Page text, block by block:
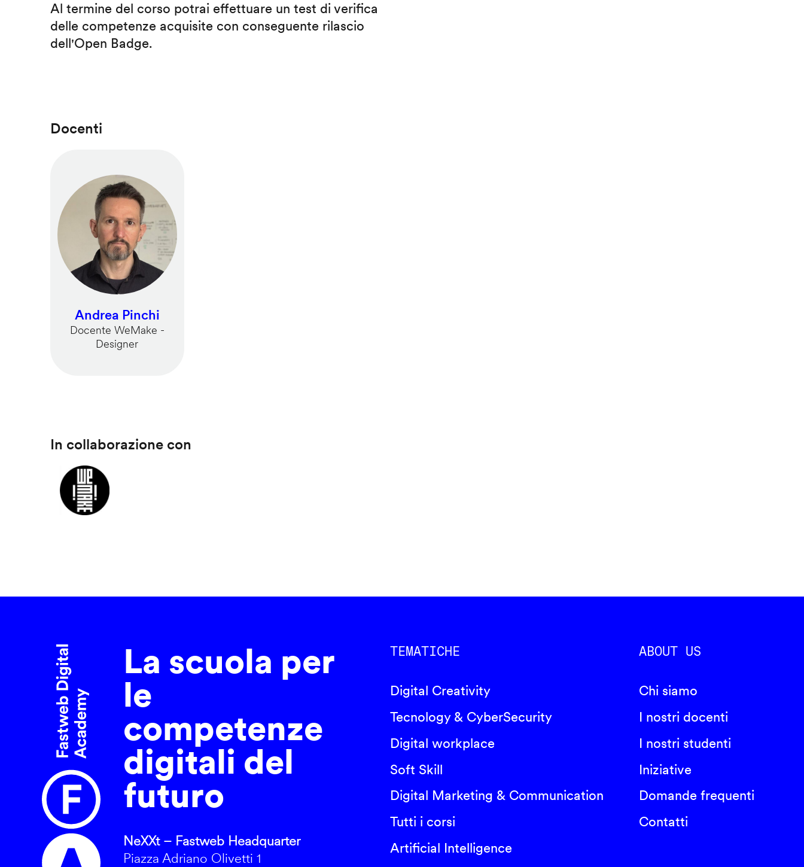
Al termine del corso potrai effettuare un test di verifica
delle competenze acquisite con conseguente rilascio
dell'Open Badge.
Docenti
Andrea Pinchi
Docente WeMake -
Designer
In collaborazione con
La scuola per
le
competenze
digitali del
futuro
NeXXt – Fastweb Headquarter
Piazza Adriano Olivetti 1
TEMATICHE
Digital Creativity
Tecnology & CyberSecurity
Digital workplace
Soft Skill
Digital Marketing & Communication
Tutti i corsi
Artificial Intelligence
ABOUT US
Chi siamo
I nostri docenti
I nostri studenti
Iniziative
Domande frequenti
Contatti